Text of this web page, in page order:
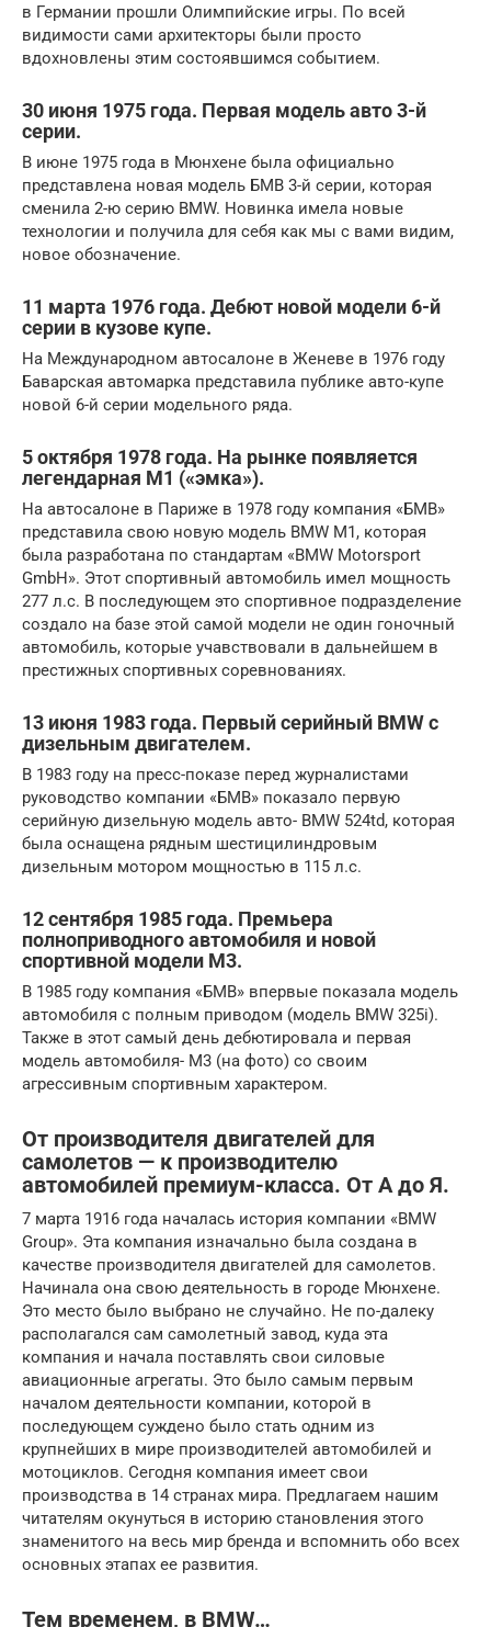
в Германии прошли Олимпийские игры. По всей
видимости сами архитекторы были просто
вдохновлены этим состоявшимся событием.
30 июня 1975 года. Первая модель авто 3-й
серии.
В июне 1975 года в Мюнхене была официально
представлена новая модель БМВ 3-й серии, которая
сменила 2-ю серию BMW. Новинка имела новые
технологии и получила для себя как мы с вами видим,
новое обозначение.
11 марта 1976 года. Дебют новой модели 6-й
серии в кузове купе.
На Международном автосалоне в Женеве в 1976 году
Баварская автомарка представила публике авто-купе
новой 6-й серии модельного ряда.
5 октября 1978 года. На рынке появляется
легендарная M1 («эмка»).
На автосалоне в Париже в 1978 году компания «БМВ»
представила свою новую модель BMW M1, которая
была разработана по стандартам «BMW Motorsport
GmbH». Этот спортивный автомобиль имел мощность
277 л.с. В последующем это спортивное подразделение
создало на базе этой самой модели не один гоночный
автомобиль, которые учавствовали в дальнейшем в
престижных спортивных соревнованиях.
13 июня 1983 года. Первый серийный BMW с
дизельным двигателем.
В 1983 году на пресс-показе перед журналистами
руководство компании «БМВ» показало первую
серийную дизельную модель авто- BMW 524td, которая
была оснащена рядным шестицилиндровым
дизельным мотором мощностью в 115 л.с.
12 сентября 1985 года. Премьера
полноприводного автомобиля и новой
спортивной модели М3.
В 1985 году компания «БМВ» впервые показала модель
автомобиля с полным приводом (модель BMW 325i).
Также в этот самый день дебютировала и первая
модель автомобиля- М3 (на фото) со своим
агрессивным спортивным характером.
От производителя двигателей для
самолетов — к производителю
автомобилей премиум-класса. От А до Я.
7 марта 1916 года началась история компании «BMW
Group». Эта компания изначально была создана в
качестве производителя двигателей для самолетов.
Начинала она свою деятельность в городе Мюнхене.
Это место было выбрано не случайно. Не по-далеку
располагался сам самолетный завод, куда эта
компания и начала поставлять свои силовые
авиационные агрегаты. Это было самым первым
началом деятельности компании, которой в
последующем суждено было стать одним из
крупнейших в мире производителей автомобилей и
мотоциклов. Сегодня компания имеет свои
производства в 14 странах мира. Предлагаем нашим
читателям окунуться в историю становления этого
знаменитого на весь мир бренда и вспомнить обо всех
основных этапах ее развития.
Тем временем, в BMW…